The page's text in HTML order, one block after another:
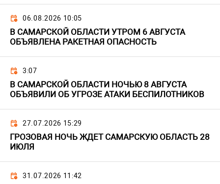
06.08.2026 10:05
В САМАРСКОЙ ОБЛАСТИ УТРОМ 6 АВГУСТА
ОБЪЯВЛЕНА РАКЕТНАЯ ОПАСНОСТЬ
3:07
В САМАРСКОЙ ОБЛАСТИ НОЧЬЮ 8 АВГУСТА
ОБЪЯВИЛИ ОБ УГРОЗЕ АТАКИ БЕСПИЛОТНИКОВ
27.07.2026 15:29
ГРОЗОВАЯ НОЧЬ ЖДЕТ САМАРСКУЮ ОБЛАСТЬ 28
ИЮЛЯ
31.07.2026 11:42